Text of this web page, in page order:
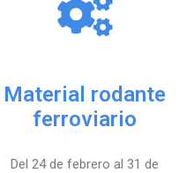
Material rodante
ferroviario
Del 24 de febrero al 31 de